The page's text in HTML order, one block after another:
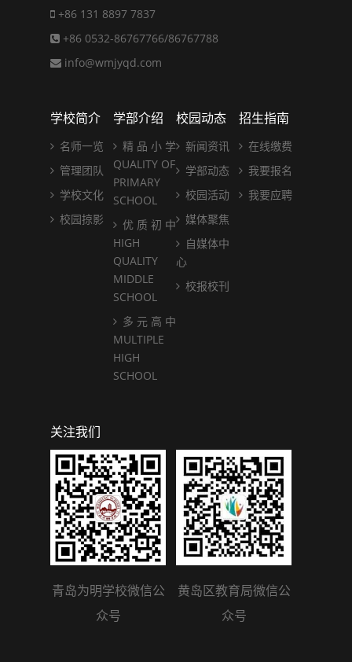
+86 131 8897 7837
+86 0532-86767766/86767788
info@wmjyqd.com
学校简介
名师一览
管理团队
学校文化
校园掠影
学部介绍
精 品 小 学
QUALITY OF
PRIMARY
SCHOOL
优 质 初 中
HIGH
QUALITY
MIDDLE
SCHOOL
多 元 高 中
MULTIPLE
HIGH
SCHOOL
校园动态
新闻资讯
学部动态
校园活动
媒体聚焦
自媒体中
心
校报校刊
招生指南
在线缴费
我要报名
我要应聘
关注我们
青岛为明学校微信公
众号
黄岛区教育局微信公
众号